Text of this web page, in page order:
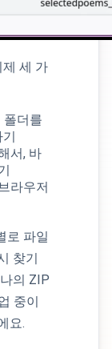
제 세 가
폴더를
서, 바
라우저
로 파일
찾기
의 ZIP
중이
요.